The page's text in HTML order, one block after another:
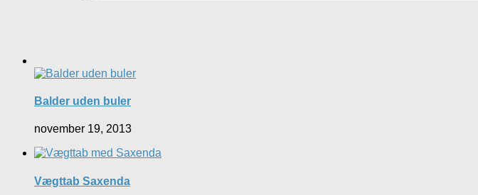
Balder uden buler
november 19, 2013
Vægttab Saxenda